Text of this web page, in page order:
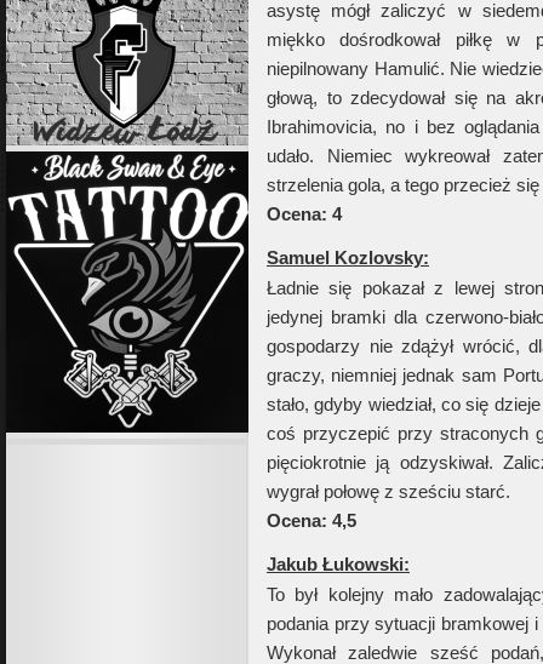
asystę mógł zaliczyć w
miękko dośrodkował piłkę
niepilnowany Hamulić. Nie
głową, to zdecydował się na
Ibrahimovicia, no i bez
udało. Niemiec wykreował
strzelenia gola, a tego przecież
Ocena: 4
Samuel Kozlovsky:
Ładnie się pokazał z lewej
jedynej bramki dla czerwono-
gospodarzy nie zdążył wrócić,
graczy, niemniej jednak sam
stało, gdyby wiedział, co się
coś przyczepić przy straconych
pięciokrotnie ją odzyskiwał.
wygrał połowę z sześciu starć.
Ocena: 4,5
Jakub Łukowski:
To był kolejny mało
podania przy sytuacji bramkowej
Wykonał zaledwie sześć